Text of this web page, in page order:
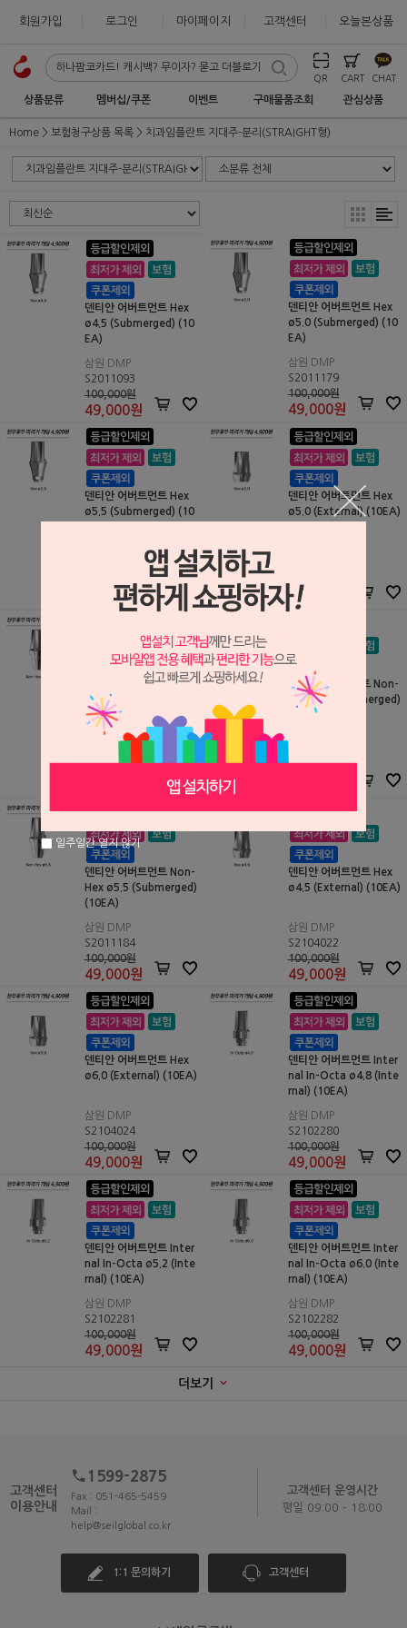
회원가입 로그인 마이페이지 고객센터 오늘본상품
QR CART CHAT
상품분류 멤버십/쿠폰 이벤트 구매물품조회 관심상품
Home 보험청구상품 목록 치과임플란트 지대주-분리(STRAIGHT형)
덴티안 어버트먼트 Hex
ø4.5 (Submerged) (10
EA)
삼원 DMP
S2011093
100,000원
49,000원
덴티안 어버트먼트 Hex
ø5.0 (Submerged) (10
EA)
삼원 DMP
S2011179
100,000원
49,000원
덴티안 어버트먼트 Hex
ø5.5 (Submerged) (10
100,000원
49,000원
덴티안 어버트먼트 Hex
ø5.0 (External) (10EA)
100,000원
49,000
덴티안 어버트먼트 Non-
Hex ø4.5 (Submerged)
(10EA)
삼원 DMP
덴티안 어버트먼트 Non-
Hex ø5.0 (Submerged)
(10EA)
삼원 DMP
S2011183
덴티안 어버트먼트 Non-
Hex ø5.5 (Submerged)
(10EA)
삼원 DMP
S2011184
100,000원
49,000원
덴티안 어버트먼트 Hex
ø4.5 (External) (10EA)
삼원 DMP
S2104022
100,000원
49,000원
덴티안 어버트먼트 Hex
ø6.0 (External) (10EA)
삼원 DMP
S2104024
100,000원
49,000원
덴티안 어버트먼트 Inter
nal In-Octa ø4.8 (Inte
rnal) (10EA)
삼원 DMP
S2102280
100,000원
49,000원
덴티안 어버트먼트 Inter
nal In-Octa ø5.2 (Inte
rnal) (10EA)
삼원 DMP
S2102281
100,000원
49,000원
덴티안 어버트먼트 Inter
nal In-Octa ø6.0 (Inte
rnal) (10EA)
삼원 DMP
S2102282
100,000원
49,000원
더보기
고객센터
이용안내
1599-2875
Fax : 051-465-5459
Mail :
help@seilglobal.co.kr
고객센터 운영시간
평일 09:00 - 18:00
1:1 문의하기 고객센터
일주일간 열지 않기